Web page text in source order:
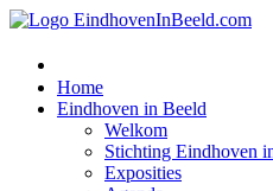
Home
Eindhoven in Beeld
Welkom
Stichting Eindhoven
Exposities